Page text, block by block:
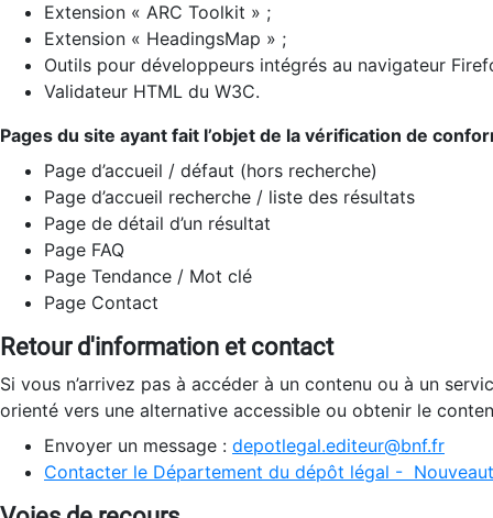
Extension « ARC Toolkit » ;
Extension « HeadingsMap » ;
Outils pour développeurs intégrés au navigateur
Validateur HTML du W3C.
Pages du site ayant fait l’objet de la vérification de
Page d’accueil / défaut (hors recherche)
Page d’accueil recherche / liste des résultats
Page de détail d’un résultat
Page FAQ
Page Tendance / Mot clé
Page Contact
Retour d'information et contact
Si vous n’arrivez pas à accéder à un contenu ou à un
orienté vers une alternative accessible ou obtenir le
Envoyer un message : depotlegal.editeur@bnf.fr
Contacter le Département du dépôt légal -